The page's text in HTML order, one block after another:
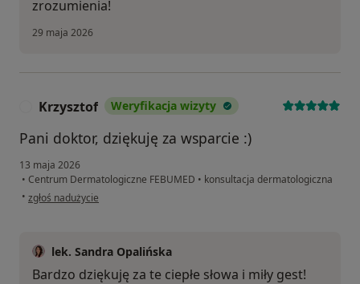
zrozumienia!
29 maja 2026
Krzysztof Weryfikacja wizyty
Pani doktor, dziękuję za wsparcie :)
13 maja 2026
• Centrum Dermatologiczne FEBUMED • konsultacja dermatologiczna
• w opinii użytkownika Krzysztof
zgłoś nadużycie
lek. Sandra Opalińska
Bardzo dziękuję za te ciepłe słowa i miły gest!